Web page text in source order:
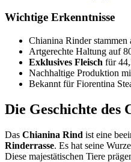
Wichtige Erkenntnisse
Chianina Rinder stammen
Artgerechte Haltung auf
Exklusives Fleisch für
Nachhaltige Produktion
Bekannt für Fiorentina
Die Geschichte des
Das Chianina Rind ist eine
Rinderrasse. Es hat seine
Diese majestätischen Tiere